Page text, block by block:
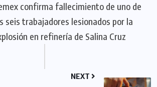
confirma fallecimiento de uno de
seis trabajadores lesionados por la
en refinería de Salina Cruz
NEXT